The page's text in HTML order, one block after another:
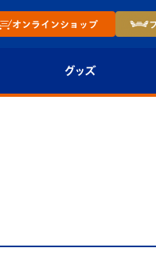
オンラインショップ
グッズ